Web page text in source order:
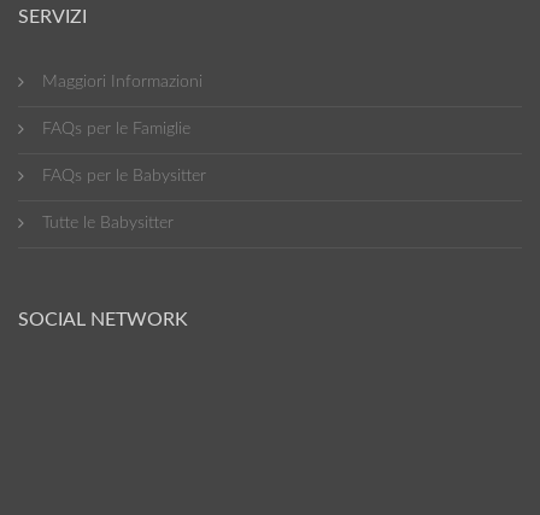
SERVIZI
Maggiori Informazioni
FAQs per le Famiglie
FAQs per le Babysitter
Tutte le Babysitter
SOCIAL NETWORK